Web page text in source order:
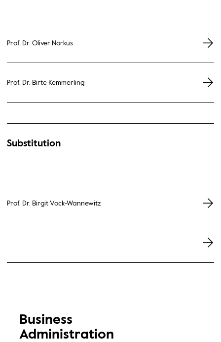
Prof. Dr. Oliver Norkus
Prof. Dr. Birte Kemmerling
Substitution
Prof. Dr. Birgit Vock-Wannewitz
Business
Administration